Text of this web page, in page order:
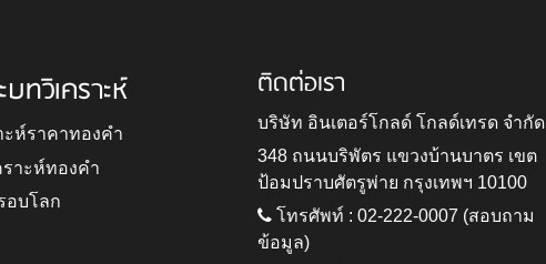
บทวิเคราะห์
ะห์ราคาทองคำ
ราะห์ทองคำ
อบโลก
ติดต่อเรา
บริษัท อินเตอร์โกลด์ โกลด์เทรด จำกัด
348 ถนนบริพัตร แขวงบ้านบาตร เขต
ป้อมปราบศัตรูพ่าย กรุงเทพฯ 10100
โทรศัพท์ : 02-222-0007 (สอบถาม
ข้อมูล)